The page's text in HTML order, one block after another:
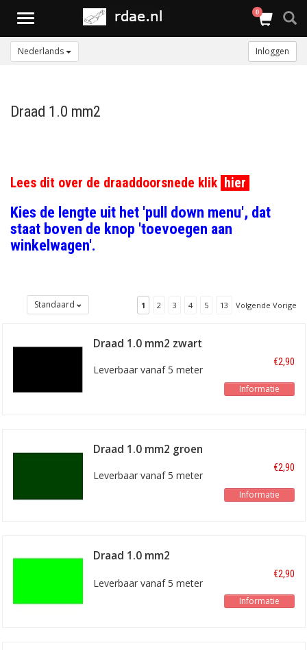
Toggle
0
Nederlands Inloggen
Draad 1.0 mm2
Lees dit over de draaddoorsnede klik hier
Kies de lengte uit het 'pull down menu', dat
staat boven de knop 'toevoegen aan
winkelwagen'.
Standaard 1 2 3 4 5 13 Volgende Vorige
Draad 1.0 mm2 zwart
Leverbaar vanaf 5 meter
€2,90
Informatie
Draad 1.0 mm2 groen
Leverbaar vanaf 5 meter
€2,90
Informatie
Draad 1.0 mm2
Leverbaar vanaf 5 meter
€2,90
Informatie